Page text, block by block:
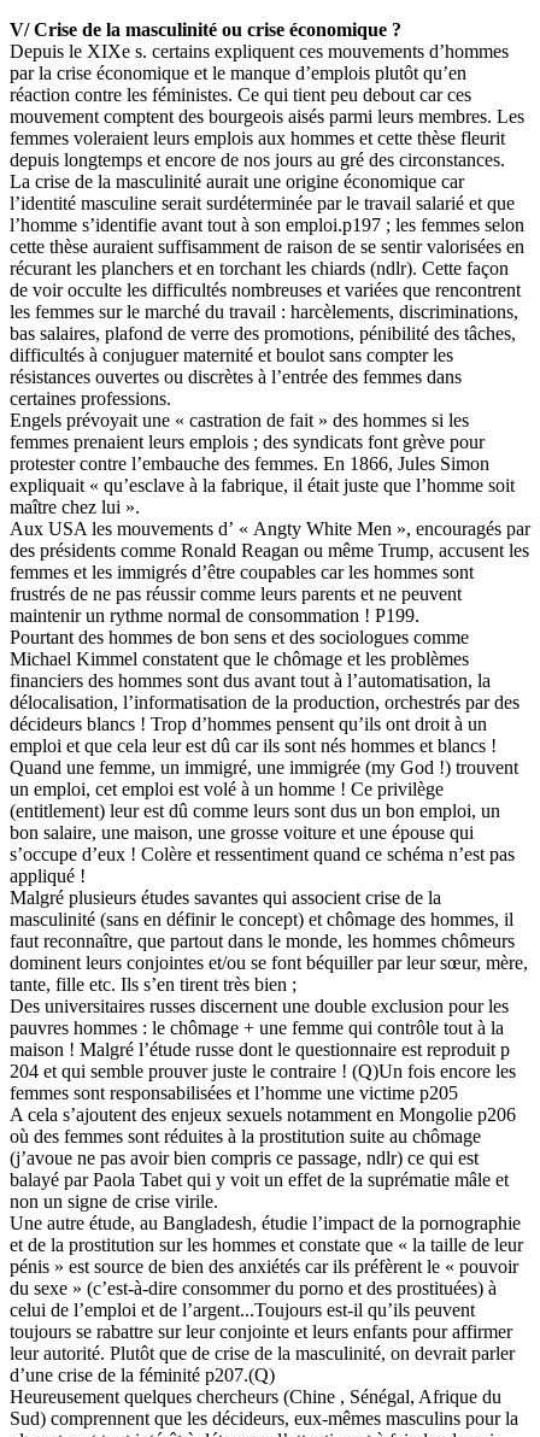
V/ Crise de la masculinité ou crise économique ?
Depuis le XIXe s. certains expliquent ces mouvements d’hommes
par la crise économique et le manque d’emplois plutôt qu’en
réaction contre les féministes. Ce qui tient peu debout car ces
mouvement comptent des bourgeois aisés parmi leurs membres. Les
femmes voleraient leurs emplois aux hommes et cette thèse fleurit
depuis longtemps et encore de nos jours au gré des circonstances.
La crise de la masculinité aurait une origine économique car
l’identité masculine serait surdéterminée par le travail salarié et que
l’homme s’identifie avant tout à son emploi.p197 ; les femmes selon
cette thèse auraient suffisamment de raison de se sentir valorisées en
récurant les planchers et en torchant les chiards (ndlr). Cette façon
de voir occulte les difficultés nombreuses et variées que rencontrent
les femmes sur le marché du travail : harcèlements, discriminations,
bas salaires, plafond de verre des promotions, pénibilité des tâches,
difficultés à conjuguer maternité et boulot sans compter les
résistances ouvertes ou discrètes à l’entrée des femmes dans
certaines professions.
Engels prévoyait une « castration de fait » des hommes si les
femmes prenaient leurs emplois ; des syndicats font grève pour
protester contre l’embauche des femmes. En 1866, Jules Simon
expliquait « qu’esclave à la fabrique, il était juste que l’homme soit
maître chez lui ».
Aux USA les mouvements d’ « Angty White Men », encouragés par
des présidents comme Ronald Reagan ou même Trump, accusent les
femmes et les immigrés d’être coupables car les hommes sont
frustrés de ne pas réussir comme leurs parents et ne peuvent
maintenir un rythme normal de consommation ! P199.
Pourtant des hommes de bon sens et des sociologues comme
Michael Kimmel constatent que le chômage et les problèmes
financiers des hommes sont dus avant tout à l’automatisation, la
délocalisation, l’informatisation de la production, orchestrés par des
décideurs blancs ! Trop d’hommes pensent qu’ils ont droit à un
emploi et que cela leur est dû car ils sont nés hommes et blancs !
Quand une femme, un immigré, une immigrée (my God !) trouvent
un emploi, cet emploi est volé à un homme ! Ce privilège
(entitlement) leur est dû comme leurs sont dus un bon emploi, un
bon salaire, une maison, une grosse voiture et une épouse qui
s’occupe d’eux ! Colère et ressentiment quand ce schéma n’est pas
appliqué !
Malgré plusieurs études savantes qui associent crise de la
masculinité (sans en définir le concept) et chômage des hommes, il
faut reconnaître, que partout dans le monde, les hommes chômeurs
dominent leurs conjointes et/ou se font béquiller par leur sœur, mère,
tante, fille etc. Ils s’en tirent très bien ;
Des universitaires russes discernent une double exclusion pour les
pauvres hommes : le chômage + une femme qui contrôle tout à la
maison ! Malgré l’étude russe dont le questionnaire est reproduit p
204 et qui semble prouver juste le contraire ! (Q)Un fois encore les
femmes sont responsabilisées et l’homme une victime p205
A cela s’ajoutent des enjeux sexuels notamment en Mongolie p206
où des femmes sont réduites à la prostitution suite au chômage
(j’avoue ne pas avoir bien compris ce passage, ndlr) ce qui est
balayé par Paola Tabet qui y voit un effet de la suprématie mâle et
non un signe de crise virile.
Une autre étude, au Bangladesh, étudie l’impact de la pornographie
et de la prostitution sur les hommes et constate que « la taille de leur
pénis » est source de bien des anxiétés car ils préfèrent le « pouvoir
du sexe » (c’est-à-dire consommer du porno et des prostituées) à
celui de l’emploi et de l’argent...Toujours est-il qu’ils peuvent
toujours se rabattre sur leur conjointe et leurs enfants pour affirmer
leur autorité. Plutôt que de crise de la masculinité, on devrait parler
d’une crise de la féminité p207.(Q)
Heureusement quelques chercheurs (Chine , Sénégal, Afrique du
Sud) comprennent que les décideurs, eux-mêmes masculins pour la